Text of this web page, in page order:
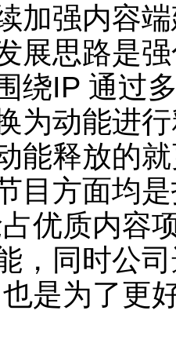
强内容端
展思路是
绕IP 通过
为动能进
能释放的
目方面均
占优质内容
，同时公
是为了更